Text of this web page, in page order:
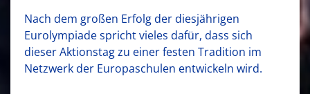
Nach dem großen Erfolg der diesjährigen
Eurolympiade spricht vieles dafür, dass sich
dieser Aktionstag zu einer festen Tradition im
Netzwerk der Europaschulen entwickeln wird.